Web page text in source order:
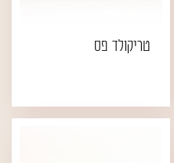
טריקולד פס